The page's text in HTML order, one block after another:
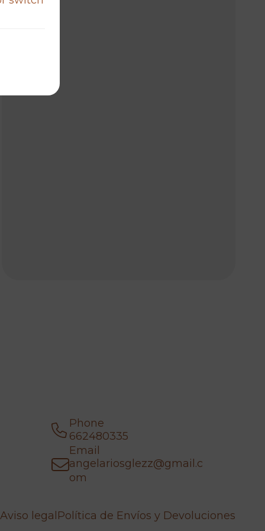
Phone
662480335
Email
angelariosglezz@gmail.c
om
Aviso legal Política de Envíos y Devoluciones